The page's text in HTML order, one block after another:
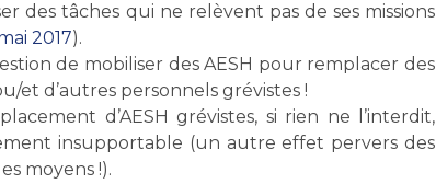
des tâches qui ne relèvent pas de ses missions
2017).
de mobiliser des AESH pour remplacer des
et d’autres personnels grévistes !
d’AESH grévistes, si rien ne l’interdit,
insupportable (un autre effet pervers des
moyens !).